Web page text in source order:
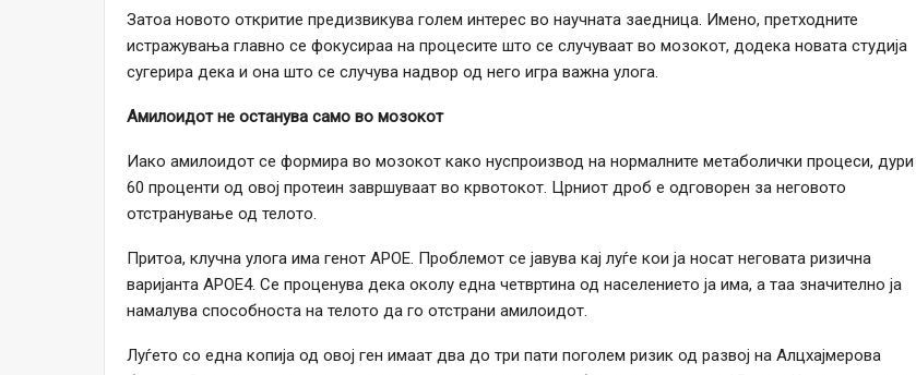
Затоа новото откритие предизвикува голем интерес во научната заедница. Имено, претходните
истражувања главно се фокусираа на процесите што се случуваат во мозокот, додека новата студија
сугерира дека и она што се случува надвор од него игра важна улога.
Амилоидот не останува само во мозокот
Иако амилоидот се формира во мозокот како нуспроизвод на нормалните метаболички процеси, дури
60 проценти од овој протеин завршуваат во крвотокот. Црниот дроб е одговорен за неговото
отстранување од телото.
Притоа, клучна улога има генот APOE. Проблемот се јавува кај луѓе кои ја носат неговата ризична
варијанта APOE4. Се проценува дека околу една четвртина од населението ја има, а таа значително ја
намалува способноста на телото да го отстрани амилоидот.
Луѓето со една копија од овој ген имаат два до три пати поголем ризик од развој на Алцхајмерова